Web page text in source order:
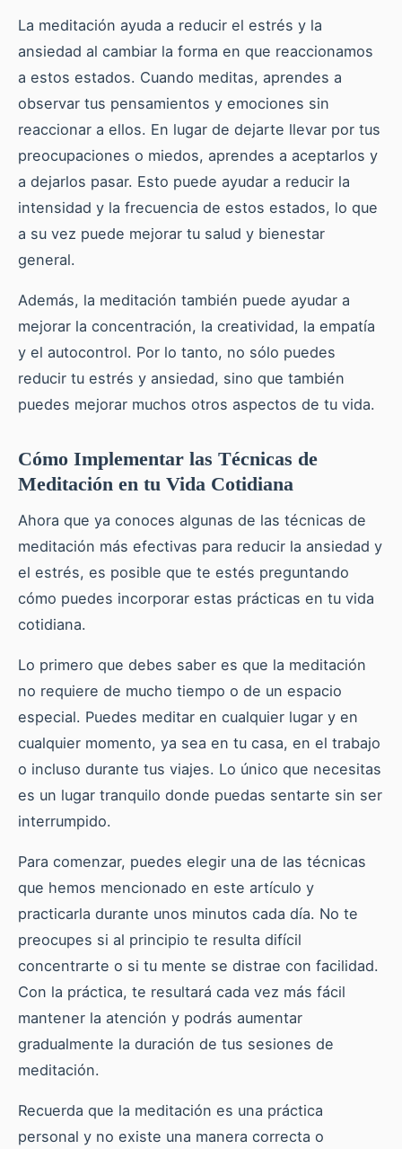
La meditación ayuda a reducir el estrés y la
ansiedad al cambiar la forma en que reaccionamos
a estos estados. Cuando meditas, aprendes a
observar tus pensamientos y emociones sin
reaccionar a ellos. En lugar de dejarte llevar por tus
preocupaciones o miedos, aprendes a aceptarlos y
a dejarlos pasar. Esto puede ayudar a reducir la
intensidad y la frecuencia de estos estados, lo que
a su vez puede mejorar tu salud y bienestar
general.
Además, la meditación también puede ayudar a
mejorar la concentración, la creatividad, la empatía
y el autocontrol. Por lo tanto, no sólo puedes
reducir tu estrés y ansiedad, sino que también
puedes mejorar muchos otros aspectos de tu vida.
Cómo Implementar las Técnicas de
Meditación en tu Vida Cotidiana
Ahora que ya conoces algunas de las técnicas de
meditación más efectivas para reducir la ansiedad y
el estrés, es posible que te estés preguntando
cómo puedes incorporar estas prácticas en tu vida
cotidiana.
Lo primero que debes saber es que la meditación
no requiere de mucho tiempo o de un espacio
especial. Puedes meditar en cualquier lugar y en
cualquier momento, ya sea en tu casa, en el trabajo
o incluso durante tus viajes. Lo único que necesitas
es un lugar tranquilo donde puedas sentarte sin ser
interrumpido.
Para comenzar, puedes elegir una de las técnicas
que hemos mencionado en este artículo y
practicarla durante unos minutos cada día. No te
preocupes si al principio te resulta difícil
concentrarte o si tu mente se distrae con facilidad.
Con la práctica, te resultará cada vez más fácil
mantener la atención y podrás aumentar
gradualmente la duración de tus sesiones de
meditación.
Recuerda que la meditación es una práctica
personal y no existe una manera correcta o